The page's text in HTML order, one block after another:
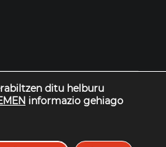
ditu helburu
informazio gehiago